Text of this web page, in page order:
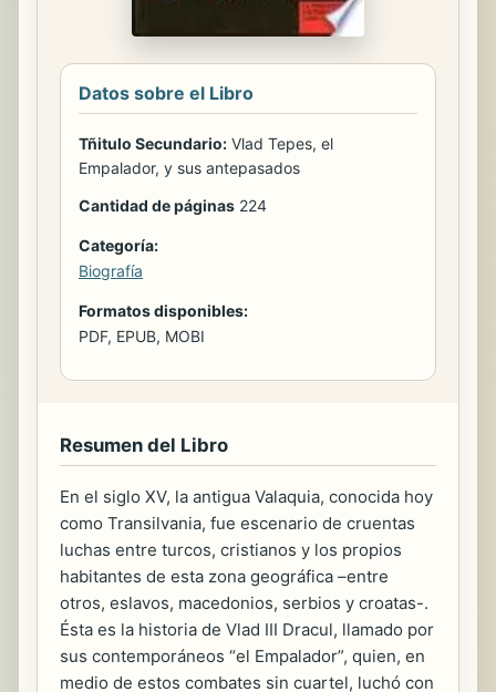
Datos sobre el Libro
Tñitulo Secundario: Vlad Tepes, el
Empalador, y sus antepasados
Cantidad de páginas 224
Categoría:
Biografía
Formatos disponibles:
PDF, EPUB, MOBI
Resumen del Libro
En el siglo XV, la antigua Valaquia, conocida hoy
como Transilvania, fue escenario de cruentas
luchas entre turcos, cristianos y los propios
habitantes de esta zona geográfica –entre
otros, eslavos, macedonios, serbios y croatas-.
Ésta es la historia de Vlad III Dracul, llamado por
sus contemporáneos “el Empalador”, quien, en
medio de estos combates sin cuartel, luchó con